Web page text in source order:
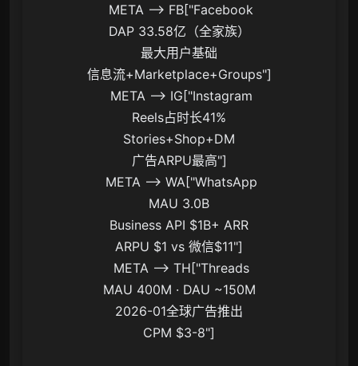
META --> FB["Facebook
DAP 33.58亿（全家族）
最大用户基础
信息流+Marketplace+Groups"]
META --> IG["Instagram
Reels占时长41%
Stories+Shop+DM
广告ARPU最高"]
META --> WA["WhatsApp
MAU 3.0B
Business API $1B+ ARR
ARPU $1 vs 微信$11"]
META --> TH["Threads
MAU 400M · DAU ~150M
2026-01全球广告推出
CPM $3-8"]